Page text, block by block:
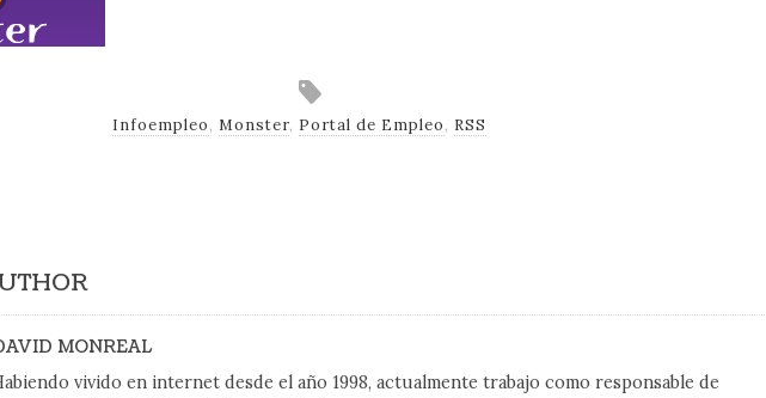
Infoempleo, Monster, Portal de Empleo, RSS
MONREAL
vivido en internet desde el año 1998, actualmente trabajo como responsable de